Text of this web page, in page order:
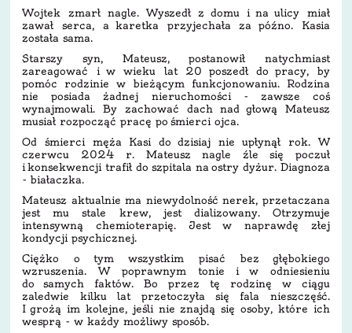
Wojtek zmarł nagle. Wyszedł z domu i na ulicy miał
zawał serca, a karetka przyjechała za późno. Kasia
została sama.
Starszy syn, Mateusz, postanowił natychmiast
zareagować i w wieku lat 20 poszedł do pracy, by
pomóc rodzinie w bieżącym funkcjonowaniu. Rodzina
nie posiada żadnej nieruchomości - zawsze coś
wynajmowali. By zachować dach nad głową Mateusz
musiał rozpocząć pracę po śmierci ojca.
Od śmierci męża Kasi do dzisiaj nie upłynął rok. W
czerwcu 2024 r. Mateusz nagle źle się poczuł
i konsekwencji trafił do szpitala na ostry dyżur. Diagnoza
- białaczka.
Mateusz aktualnie ma niewydolność nerek, przetaczana
jest mu stale krew, jest dializowany. Otrzymuje
intensywną chemioterapię. Jest w naprawdę złej
kondycji psychicznej.
Ciężko o tym wszystkim pisać bez głębokiego
wzruszenia. W poprawnym tonie i w odniesieniu
do samych faktów. Bo przez tę rodzinę w ciągu
zaledwie kilku lat przetoczyła się fala nieszczęść.
I grożą im kolejne, jeśli nie znajdą się osoby, które ich
wesprą - w każdy możliwy sposób.